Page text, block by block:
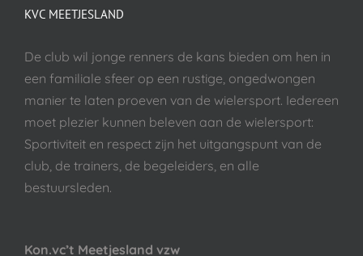
KVC MEETJESLAND
De club wil jonge renners de kans bieden om hen in
een familiale sfeer op een rustige, ongedwongen
manier te laten proeven van de wielersport. Iedereen
moet plezier kunnen beleven aan de wielersport:
Sportiviteit en respect zijn het uitgangspunt van de
club, de trainers, de begeleiders, en alle
bestuursleden.
Kon.vc’t Meetjesland vzw